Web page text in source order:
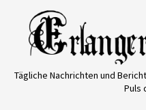
Tägliche Nachrichten und
Puls